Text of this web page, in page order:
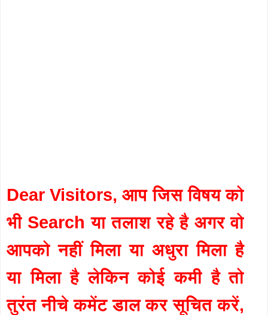
Dear Visitors, आप जिस विषय को
भी Search या तलाश रहे है अगर वो
आपको नहीं मिला या अधुरा मिला है
या मिला है लेकिन कोई कमी है तो
तुरंत नीचे कमेंट डाल कर सूचित करें,